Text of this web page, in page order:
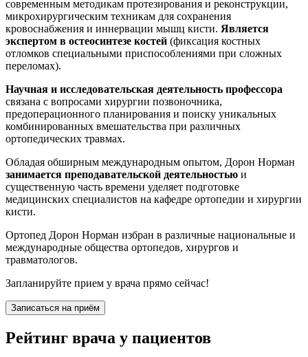
современным методикам протезирования и реконструкции,
микрохирургическим техникам для сохранения
кровоснабжения и иннервации мышц кисти. Является
экспертом в остеосинтезе костей (фиксация костных
отломков специальными приспособлениями при сложных
переломах).
Научная и исследовательская деятельность профессора
связана с вопросами хирургии позвоночника,
предоперационного планирования и поиску уникальных
комбинированных вмешательства при различных
ортопедических травмах.
Обладая обширным международным опытом, Дорон Норман
занимается преподавательской деятельностью и
существенную часть времени уделяет подготовке
медицинских специалистов на кафедре ортопедии и хирургии
кисти.
Ортопед Дорон Норман избран в различные национальные и
международные общества ортопедов, хирургов и
травматологов.
Запланируйте прием у врача прямо сейчас!
Записаться на приём
Рейтинг врача у пациентов